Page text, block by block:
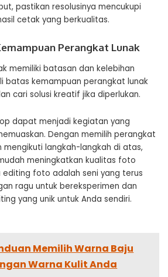
pastikan resolusinya mencukupi
cetak yang berkualitas.
Perangkat Lunak
memiliki batasan dan kelebihan
batas kemampuan perangkat lunak
cari solusi kreatif jika diperlukan.
dapat menjadi kegiatan yang
Dengan memilih perangkat
mengikuti langkah-langkah di atas,
meningkatkan kualitas foto
editing foto adalah seni yang terus
ragu untuk bereksperimen dan
yang unik untuk Anda sendiri.
Memilih Warna Baju
Warna Kulit Anda